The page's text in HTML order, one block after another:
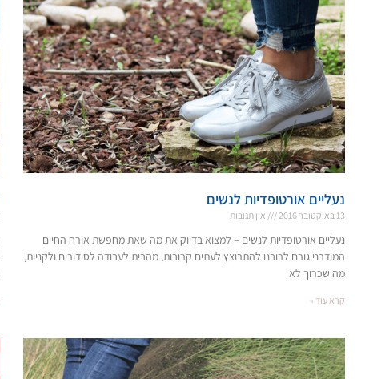
נעליים אורטופדיות לנשים
13 באוקטובר 2016 אין תגובות
נעליים אורטופדיות לנשים – למצוא בדיוק את מה שאת מחפשת אורח החיים
המודרני גורם לרובנו להתרוצץ לעתים קרובות, מהבית לעבודה לסידורים ולקניות,
מה שכרוך לא
קרא עוד »